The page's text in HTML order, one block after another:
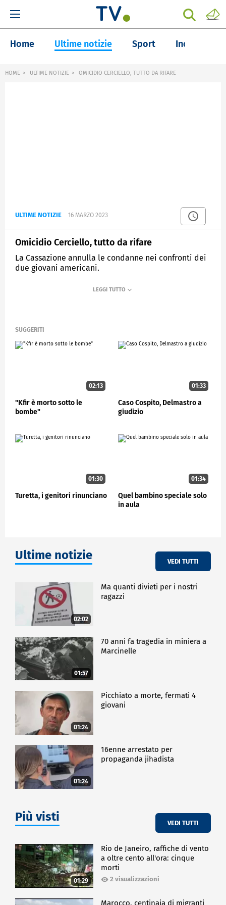
Home Ultime notizie Sport Inchieste
HOME ULTIME NOTIZIE OMICIDIO CERCIELLO, TUTTO DA RIFARE
ULTIME NOTIZIE 16 MARZO 2023
Omicidio Cerciello, tutto da rifare
La Cassazione annulla le condanne nei confronti dei
due giovani americani.
STUDIOAPERTO
SUGGERITI
02:13
"Kfir è morto sotto le
bombe"
01:33
Caso Cospito, Delmastro a
giudizio
01:30
Turetta, i genitori rinunciano
01:34
Quel bambino speciale solo
in aula
Ultime notizie VEDI TUTTI
02:02
Ma quanti divieti per i nostri
ragazzi
01:57
70 anni fa tragedia in miniera a
Marcinelle
01:24
Picchiato a morte, fermati 4
giovani
01:24
16enne arrestato per
propaganda jihadista
Più visti VEDI TUTTI
01:29
Rio de Janeiro, raffiche di vento
a oltre cento all'ora: cinque
morti
2 visualizzazioni
Marocco, centinaia di migranti